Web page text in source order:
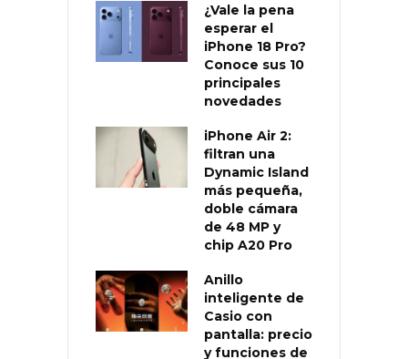
¿Vale la pena
esperar el
iPhone 18 Pro?
Conoce sus 10
principales
novedades
iPhone Air 2:
filtran una
Dynamic Island
más pequeña,
doble cámara
de 48 MP y
chip A20 Pro
Anillo
inteligente de
Casio con
pantalla: precio
y funciones de